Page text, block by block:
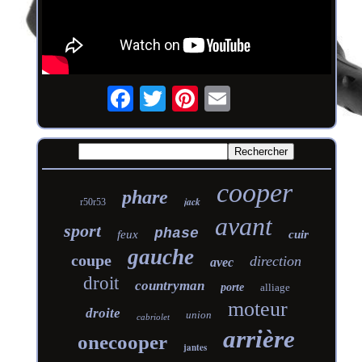
r50r53 phare jack cooper
sport feux phase avant cuir
coupe gauche avec direction
droit countryman porte alliage
droite cabriolet union moteur
onecooper jantes arrière